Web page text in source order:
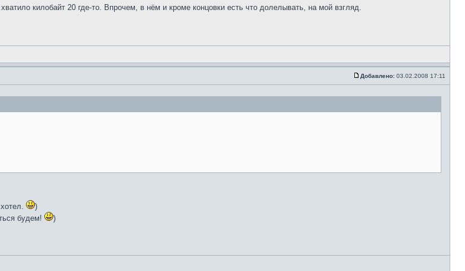
килобайт 20 где-то. Впрочем, в нём и кроме концовки есть что долелывать, на мой взгляд.
Добавлено: 03.02.2008 17:11
)
будем!
)